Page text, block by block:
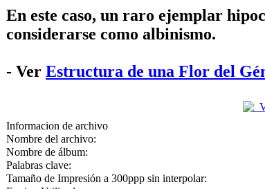
En este caso, un raro ejemplar
considerarse como albinismo.
- Ver Estructura de una Flor del
Informacion de archivo
Nombre del archivo:
Nombre de álbum:
Palabras clave:
Tamaño de Impresión a 300ppp sin interpolar: